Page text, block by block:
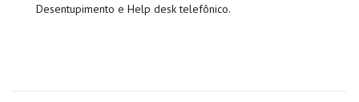
Desentupimento e Help desk telefônico.